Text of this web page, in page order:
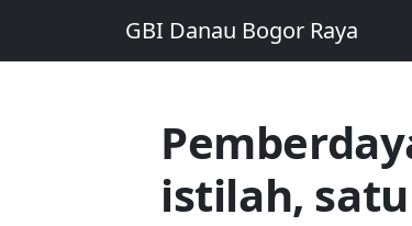
GBI Danau Bogor Raya
istilah,